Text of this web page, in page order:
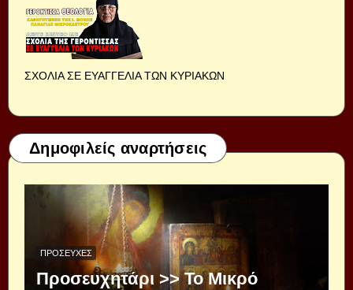
ΣΧΟΛΙΑ ΣΕ ΕΥΑΓΓΕΛΙΑ ΤΩΝ ΚΥΡΙΑΚΩΝ
Δημοφιλείς αναρτήσεις
ΠΡΟΣΕΥΧΈΣ
Προσευχητάρι >> Το Μικρό